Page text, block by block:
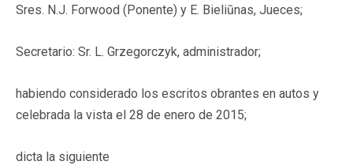
Sres. N.J. Forwood (Ponente) y E. Bieliūnas, Jueces;
Secretario: Sr. L. Grzegorczyk, administrador;
habiendo considerado los escritos obrantes en autos y
celebrada la vista el 28 de enero de 2015;
dicta la siguiente